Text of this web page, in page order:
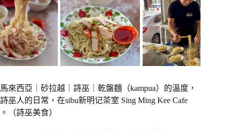
馬來西亞｜砂拉越｜詩巫｜乾盤麵（kampua）的溫度，
詩巫人的日常，在sibu新明记茶室 Sing Ming Kee Cafe
。（詩巫美食）